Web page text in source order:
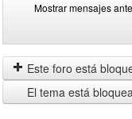
Mostrar mensajes
mensajes
anteriores
by
Este foro está
El tema está